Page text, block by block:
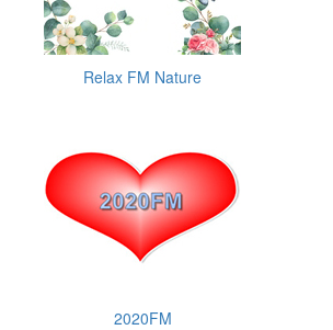
Relax FM Nature
2020FM